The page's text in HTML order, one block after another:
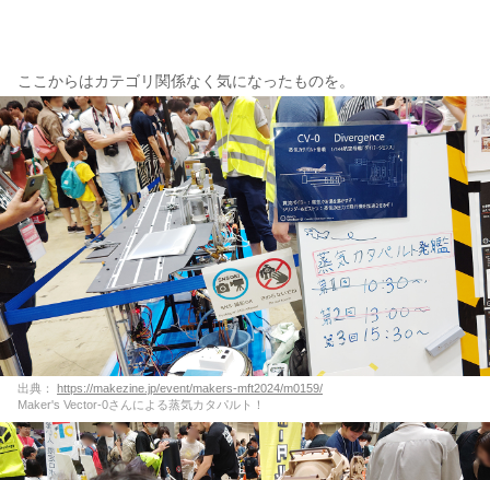
ここからはカテゴリ関係なく気になったものを。
出典：
https://makezine.jp/event/makers-mft2024/m0159/
Maker's Vector-0さんによる蒸気カタパルト！